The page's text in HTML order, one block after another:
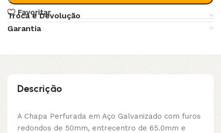
Favoritar
Troca e Devolução
Garantia
Descrição
A Chapa Perfurada em Aço Galvanizado com furos
redondos de 50mm, entrecentro de 65.0mm e